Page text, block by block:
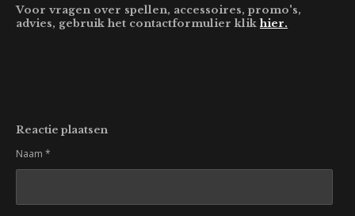
Voor vragen over spellen, accessoires, promo's,
advies, gebruik het contactformulier klikhier.
Reactie plaatsen
Naam *